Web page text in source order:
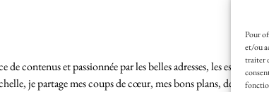
Pour
et/ou
traiter
contenus et passionnée par les belles adresses, les
je partage mes coups de cœur, mes bons plans, des idées